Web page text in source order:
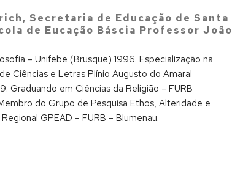
Secretaria de Educação de Santa
de Eucação Báscia Professor João
– Unifebe (Brusque) 1996. Especialização na
Ciências e Letras Plínio Augusto do Amaral
Graduando em Ciências da Religião – FURB
do Grupo de Pesquisa Ethos, Alteridade e
GPEAD – FURB – Blumenau.